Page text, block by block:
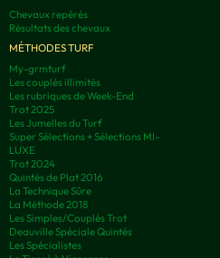
Chevaux repérés
Résultats des chevaux
MÉTHODES TURF
My-grmturf
Les couplés illimités
Les rubriques de Week-End
Trot 2025
Les Jumelles du Turf
Super Sélections + Sélections MI-
LUXE
Trot 2024
Quintés de Plat 2016
La Technique Sûre
La Méthode 2018
Les Simples/Couplés Trot
Deauville Spéciale Quintés
Les Spécialistes